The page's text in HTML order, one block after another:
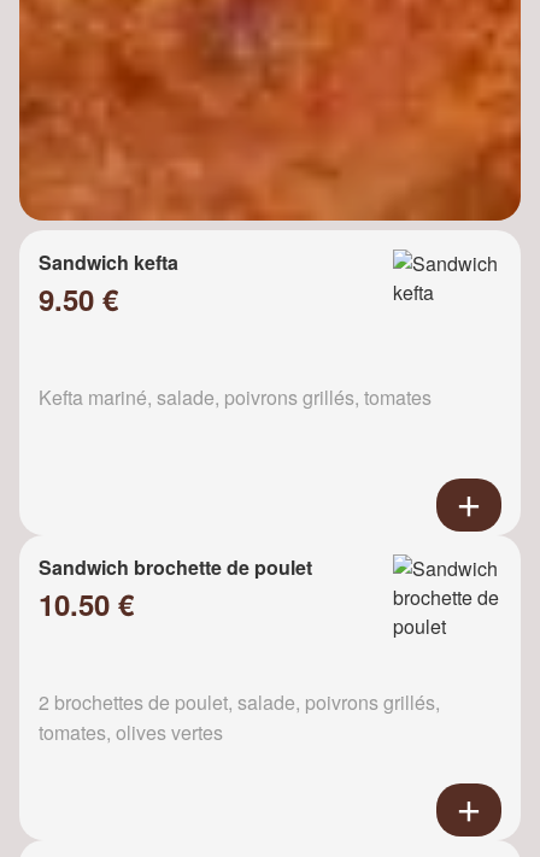
Sandwich kefta
9.50 €
Kefta mariné, salade, poivrons grillés, tomates
Sandwich brochette de poulet
10.50 €
2 brochettes de poulet, salade, poivrons grillés,
tomates, olives vertes